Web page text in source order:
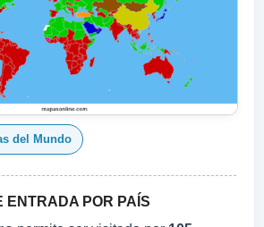
del Mundo
ENTRADA POR PAÍS